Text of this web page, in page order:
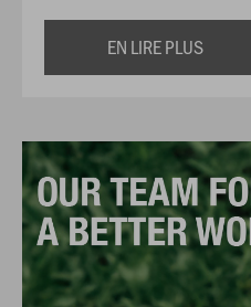
EN LIRE PLUS